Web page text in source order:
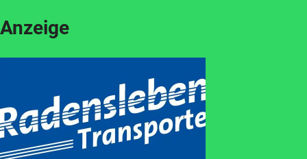
Anzeige